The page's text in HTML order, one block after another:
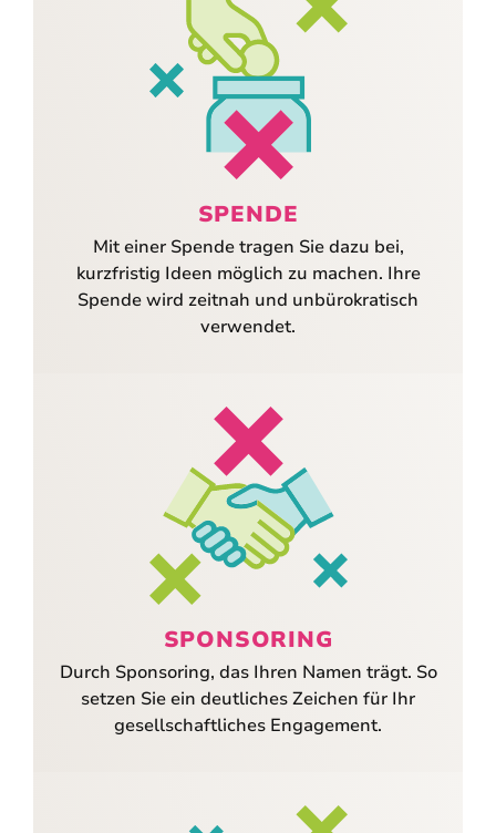
SPENDE
Mit einer Spende tragen Sie dazu bei,
kurzfristig Ideen möglich zu machen. Ihre
Spende wird zeitnah und unbürokratisch
verwendet.
SPONSORING
Durch Sponsoring, das Ihren Namen trägt. So
setzen Sie ein deutliches Zeichen für Ihr
gesellschaftliches Engagement.